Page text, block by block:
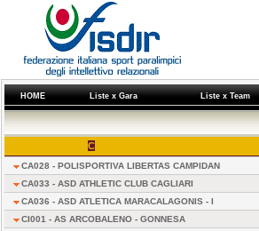
HOME Liste x Gara Liste x Team
C
CA028 - POLISPORTIVA LIBERTAS CAMPIDAN
CA033 - ASD ATHLETIC CLUB CAGLIARI
CA036 - ASD ATLETICA MARACALAGONIS - I
CI001 - AS ARCOBALENO - GONNESA